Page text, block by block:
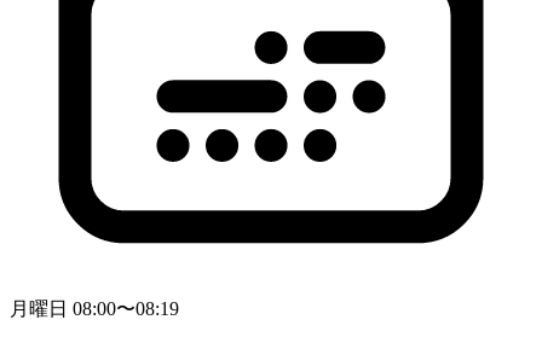
月曜日 08:00〜08:19